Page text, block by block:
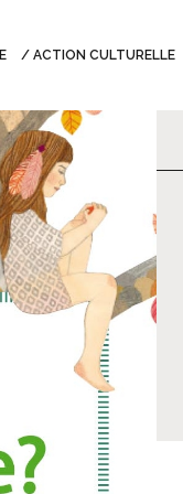
ACTION CULTURELLE